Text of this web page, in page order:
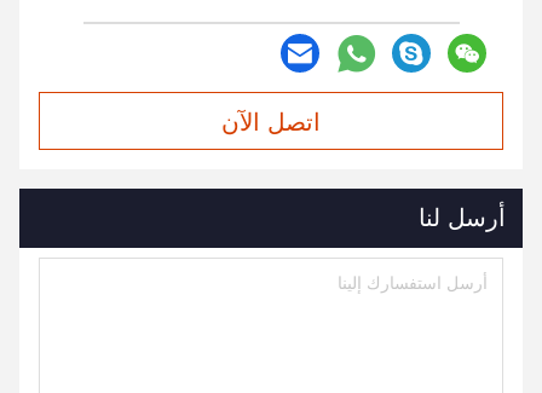
اتصل الآن
أرسل لنا